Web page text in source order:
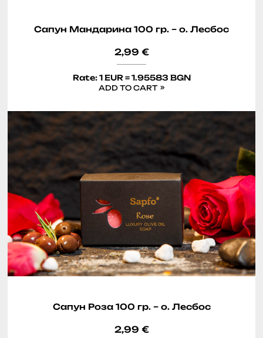
Сапун Мандарина 100 гр. – о. Лесбос
2,99 €
Rate: 1 EUR = 1.95583 BGN
ADD TO CART
Сапун Роза 100 гр. – о. Лесбос
2,99 €